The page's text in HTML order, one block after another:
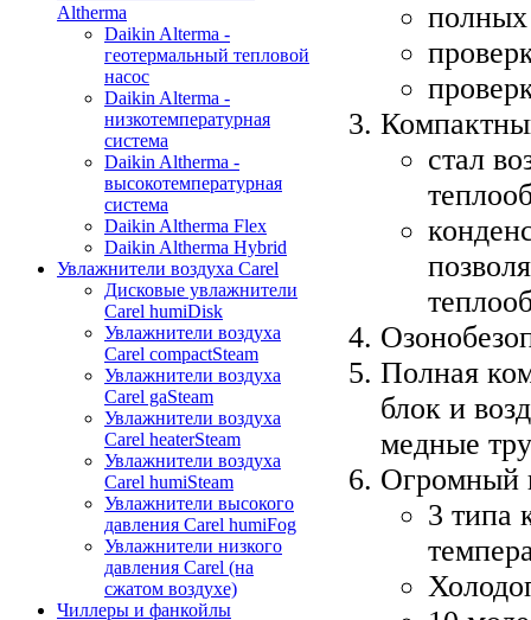
Altherma
Daikin Alterma -
геотермальный тепловой
насос
Daikin Alterma -
низкотемпературная
система
Daikin Altherma -
высокотемпературная
система
Daikin Altherma Flex
Daikin Altherma Hybrid
Увлажнители воздуха Carel
Дисковые увлажнители
Carel humiDisk
Увлажнители воздуха
Carel compactSteam
Увлажнители воздуха
Carel gaSteam
Увлажнители воздуха
Carel heaterSteam
Увлажнители воздуха
Carel humiSteam
Увлажнители высокого
давления Carel humiFog
Увлажнители низкого
давления Carel (на
сжатом воздухе)
Чиллеры и фанкойлы
стал
Полная
блок и
медные
Огромный
3 типа